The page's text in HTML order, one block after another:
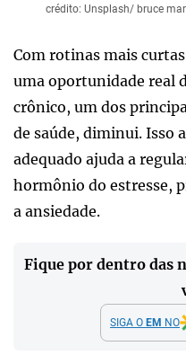
crédito: Unsplash/ bruce
Com rotinas mais
uma oportunidade real
crônico, um dos
de saúde, diminui. Isso
adequado ajuda a
hormônio do estresse,
a ansiedade.
Fique por dentro das
SIGA O EM NO